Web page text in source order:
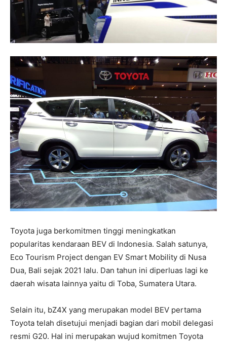
Toyota juga berkomitmen tinggi meningkatkan
popularitas kendaraan BEV di Indonesia. Salah satunya,
Eco Tourism Project dengan EV Smart Mobility di Nusa
Dua, Bali sejak 2021 lalu. Dan tahun ini diperluas lagi ke
daerah wisata lainnya yaitu di Toba, Sumatera Utara.
Selain itu, bZ4X yang merupakan model BEV pertama
Toyota telah disetujui menjadi bagian dari mobil delegasi
resmi G20. Hal ini merupakan wujud komitmen Toyota